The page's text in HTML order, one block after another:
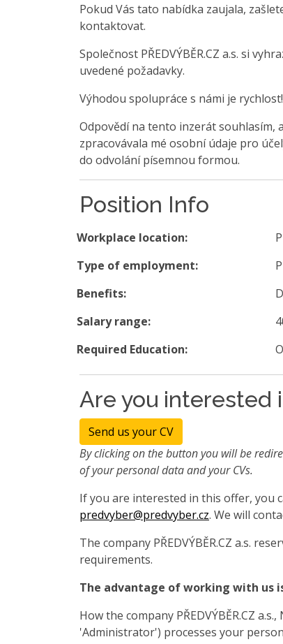
Pokud Vás tato nabídka zaujala,
kontaktovat.
Společnost PŘEDVÝBĚR.CZ a.s. si
uvedené požadavky.
Výhodou spolupráce s námi je
Odpovědí na tento inzerát souhlasím,
zpracovávala mé osobní údaje pro
do odvolání písemnou formou.
Position Info
Workplace location:
Type of employment:
Benefits:
Salary range:
Required Education:
Are you interested
Send us your CV
By clicking on the button you will be
of your personal data and your CVs.
If you are interested in this offer, you
predvyber@predvyber.cz. We will
The company PŘEDVÝBĚR.CZ a.s.
requirements.
The advantage of working with us
How the company PŘEDVÝBĚR.CZ
'Administrator') processes your